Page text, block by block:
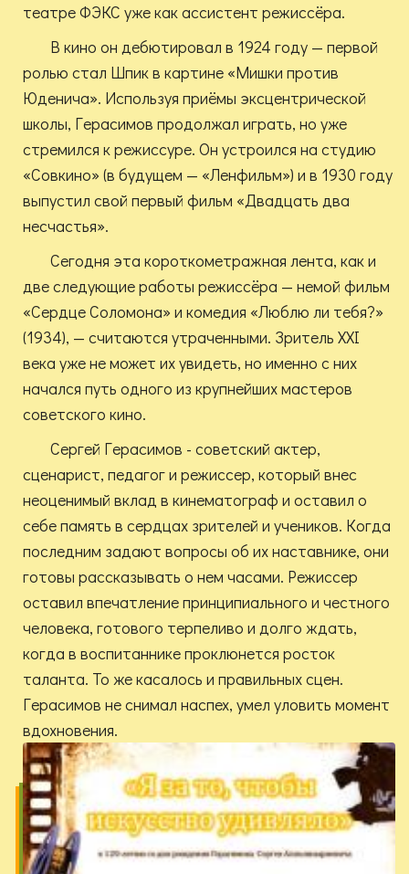
театре ФЭКС уже как ассистент режиссёра.
В кино он дебютировал в 1924 году — первой
ролью стал Шпик в картине «Мишки против
Юденича». Используя приёмы эксцентрической
школы, Герасимов продолжал играть, но уже
стремился к режиссуре. Он устроился на студию
«Совкино» (в будущем — «Ленфильм») и в 1930 году
выпустил свой первый фильм «Двадцать два
несчастья».
Сегодня эта короткометражная лента, как и
две следующие работы режиссёра — немой фильм
«Сердце Соломона» и комедия «Люблю ли тебя?»
(1934), — считаются утраченными. Зритель XXI
века уже не может их увидеть, но именно с них
начался путь одного из крупнейших мастеров
советского кино.
Сергей Герасимов - советский актер,
сценарист, педагог и режиссер, который внес
неоценимый вклад в кинематограф и оставил о
себе память в сердцах зрителей и учеников. Когда
последним задают вопросы об их наставнике, они
готовы рассказывать о нем часами. Режиссер
оставил впечатление принципиального и честного
человека, готового терпеливо и долго ждать,
когда в воспитаннике проклюнется росток
таланта. То же касалось и правильных сцен.
Герасимов не снимал наспех, умел уловить момент
вдохновения.